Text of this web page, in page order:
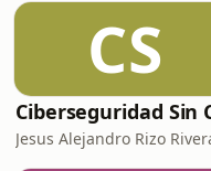
CS
Jesus Alejandro Rizo